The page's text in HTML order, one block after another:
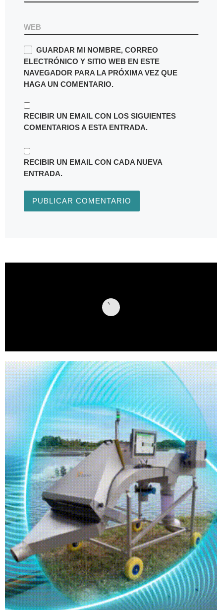
WEB
GUARDAR MI NOMBRE, CORREO
ELECTRÓNICO Y SITIO WEB EN ESTE
NAVEGADOR PARA LA PRÓXIMA VEZ QUE
HAGA UN COMENTARIO.
RECIBIR UN EMAIL CON LOS SIGUIENTES
COMENTARIOS A ESTA ENTRADA.
RECIBIR UN EMAIL CON CADA NUEVA
ENTRADA.